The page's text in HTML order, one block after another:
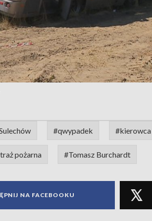
#qwypadek #kierowca
pożarna #Tomasz Burchardt
NA FACEBOOKU